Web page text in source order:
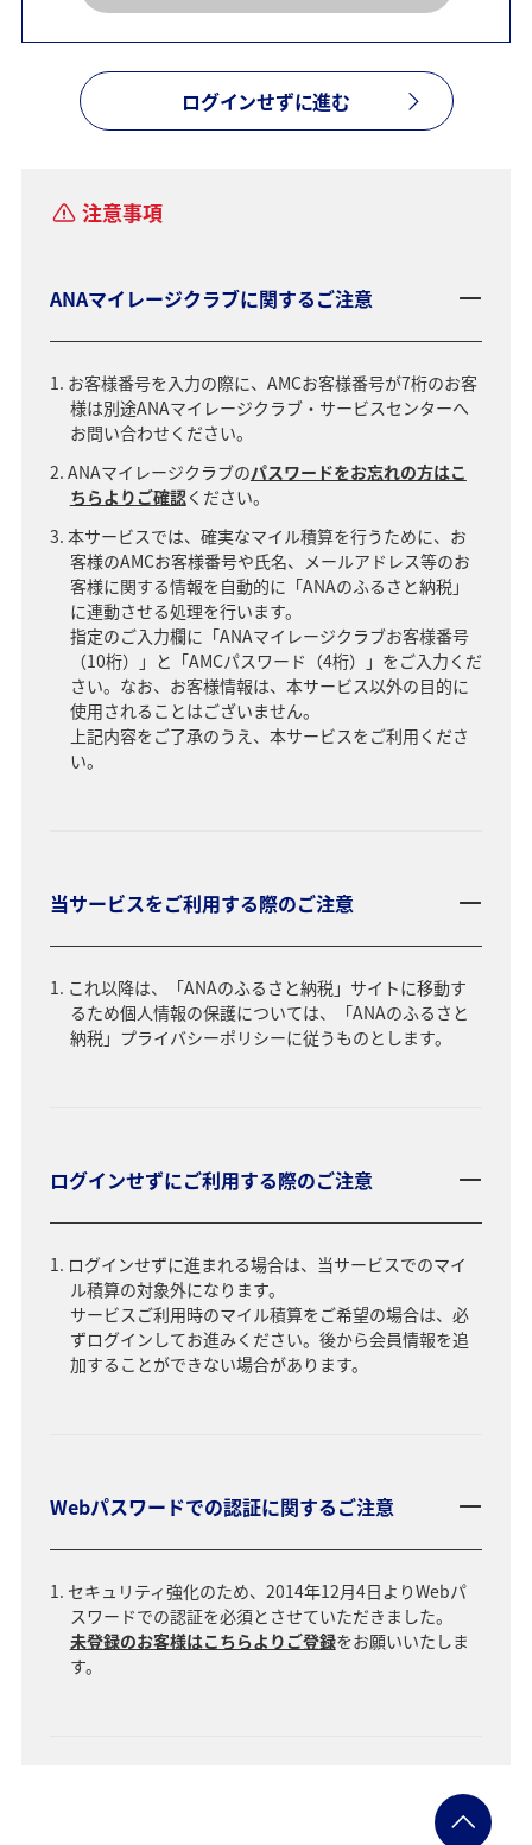
ログインせずに進む
注意事項
ANAマイレージクラブに関するご注意
お客様番号を入力の際に、AMCお客様番号が7桁のお客
様は別途ANAマイレージクラブ・サービスセンターへ
お問い合わせください。
ANAマイレージクラブのパスワードをお忘れの方はこ
ちらよりご確認ください。
本サービスでは、確実なマイル積算を行うために、お
客様のAMCお客様番号や氏名、メールアドレス等のお
客様に関する情報を自動的に「ANAのふるさと納税」
に連動させる処理を行います。
指定のご入力欄に「ANAマイレージクラブお客様番号
（10桁）」と「AMCパスワード（4桁）」をご入力くだ
さい。なお、お客様情報は、本サービス以外の目的に
使用されることはございません。
上記内容をご了承のうえ、本サービスをご利用くださ
い。
当サービスをご利用する際のご注意
これ以降は、「ANAのふるさと納税」サイトに移動す
るため個人情報の保護については、「ANAのふるさと
納税」プライバシーポリシーに従うものとします。
ログインせずにご利用する際のご注意
ログインせずに進まれる場合は、当サービスでのマイ
ル積算の対象外になります。
サービスご利用時のマイル積算をご希望の場合は、必
ずログインしてお進みください。後から会員情報を追
加することができない場合があります。
Webパスワードでの認証に関するご注意
セキュリティ強化のため、2014年12月4日よりWebパ
スワードでの認証を必須とさせていただきました。
未登録のお客様はこちらよりご登録をお願いいたしま
す。